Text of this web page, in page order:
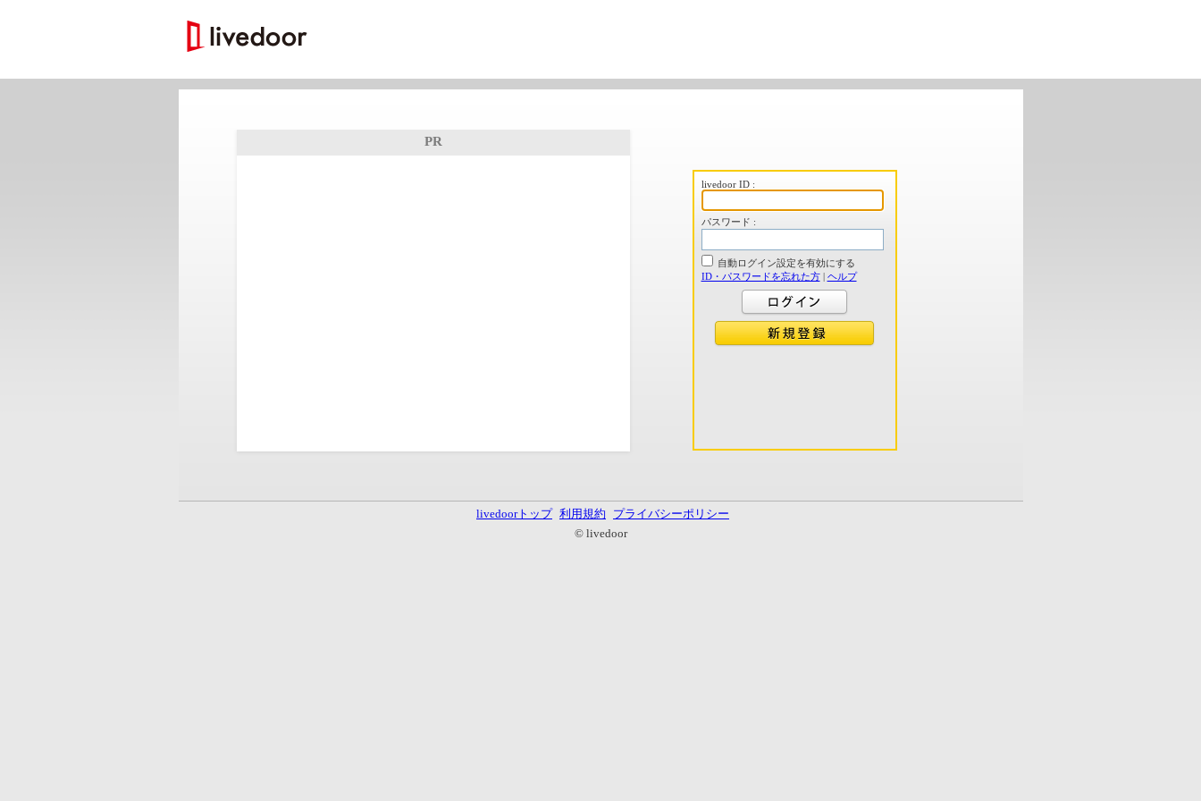
PR
livedoor ID :
パスワード :
自動ログイン設定を有効にする
ID・パスワードを忘れた方| ヘルプ
livedoorトップ 利用規約
プライバシーポリシー
© livedoor